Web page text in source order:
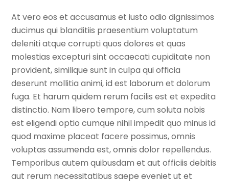
At vero eos et accusamus et iusto odio dignissimos
ducimus qui blanditiis praesentium voluptatum
deleniti atque corrupti quos dolores et quas
molestias excepturi sint occaecati cupiditate non
provident, similique sunt in culpa qui officia
deserunt mollitia animi, id est laborum et dolorum
fuga. Et harum quidem rerum facilis est et expedita
distinctio. Nam libero tempore, cum soluta nobis
est eligendi optio cumque nihil impedit quo minus id
quod maxime placeat facere possimus, omnis
voluptas assumenda est, omnis dolor repellendus.
Temporibus autem quibusdam et aut officiis debitis
aut rerum necessitatibus saepe eveniet ut et